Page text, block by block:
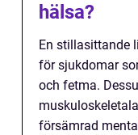
hälsa?
En stillasittande
för sjukdomar
och fetma.
försämrad